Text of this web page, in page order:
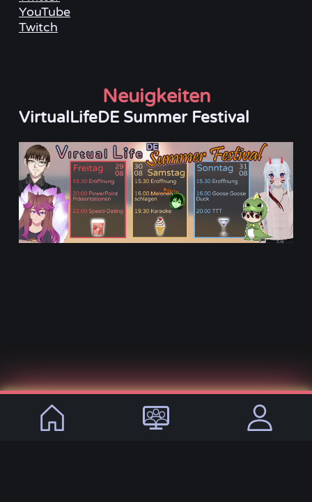
YouTube
Twitch
Neuigkeiten
VirtualLifeDE Summer Festival
© 2021 - 2026, VirtualLifeDE